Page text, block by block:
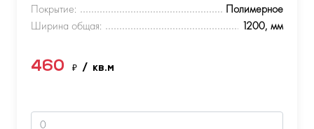
Покрытие:
Полимерное
Ширина общая:
1200, мм
460 ₽ / кв.м